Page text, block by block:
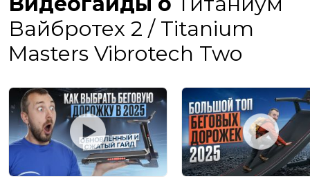
Вайбротех 2 / Titanium
Masters Vibrotech Two